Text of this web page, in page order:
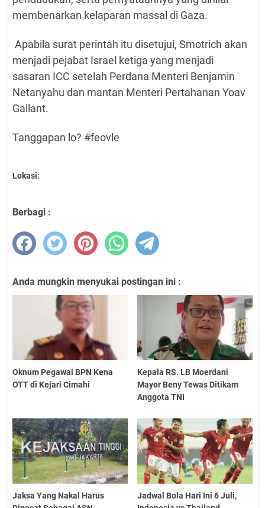
membenarkan kelaparan massal di Gaza.
Apabila surat perintah itu disetujui, Smotrich akan
menjadi pejabat Israel ketiga yang menjadi
sasaran ICC setelah Perdana Menteri Benjamin
Netanyahu dan mantan Menteri Pertahanan Yoav
Gallant.
Tanggapan lo? #feovle
Lokasi:
Berbagi :
Anda mungkin menyukai postingan ini :
Oknum Pegawai BPN Kena
OTT di Kejari Cimahi
Kepala RS. LB Moerdani
Mayor Beny Tewas Ditikam
Anggota TNI
Jaksa Yang Nakal Harus
Jadwal Bola Hari Ini 6 Juli,